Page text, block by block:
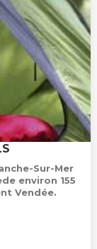
Sur-Mer
environ 155
Vendée.